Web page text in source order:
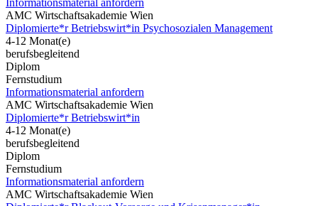
Informationsmaterial anfordern
AMC Wirtschaftsakademie Wien
Diplomierte*r Betriebswirt*in Psychosozialen Management
4-12 Monat(e)
berufsbegleitend
Diplom
Fernstudium
Informationsmaterial anfordern
AMC Wirtschaftsakademie Wien
Diplomierte*r Betriebswirt*in
4-12 Monat(e)
berufsbegleitend
Diplom
Fernstudium
Informationsmaterial anfordern
AMC Wirtschaftsakademie Wien